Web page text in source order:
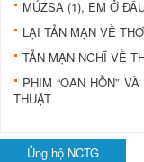
MÚZSA (1), EM Ở
LẠI TẢN MẠN VỀ THƠ
TẢN MẠN NGHĨ VỀ
PHIM “OAN HỒN”
THUẬT
Ủng hộ NCTG